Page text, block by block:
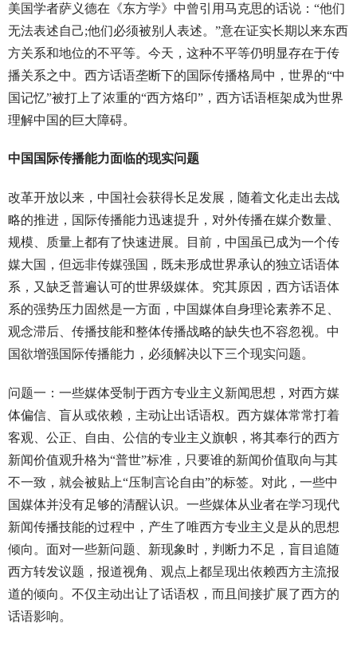
美国学者萨义德在《东方学》中曾引用马克思的话说：“他们
无法表述自己;他们必须被别人表述。”意在证实长期以来东西
方关系和地位的不平等。今天，这种不平等仍明显存在于传
播关系之中。西方话语垄断下的国际传播格局中，世界的“中
国记忆”被打上了浓重的“西方烙印”，西方话语框架成为世界
理解中国的巨大障碍。
中国国际传播能力面临的现实问题
改革开放以来，中国社会获得长足发展，随着文化走出去战
略的推进，国际传播能力迅速提升，对外传播在媒介数量、
规模、质量上都有了快速进展。目前，中国虽已成为一个传
媒大国，但远非传媒强国，既未形成世界承认的独立话语体
系，又缺乏普遍认可的世界级媒体。究其原因，西方话语体
系的强势压力固然是一方面，中国媒体自身理论素养不足、
观念滞后、传播技能和整体传播战略的缺失也不容忽视。中
国欲增强国际传播能力，必须解决以下三个现实问题。
问题一：一些媒体受制于西方专业主义新闻思想，对西方媒
体偏信、盲从或依赖，主动让出话语权。西方媒体常常打着
客观、公正、自由、公信的专业主义旗帜，将其奉行的西方
新闻价值观升格为“普世”标准，只要谁的新闻价值取向与其
不一致，就会被贴上“压制言论自由”的标签。对此，一些中
国媒体并没有足够的清醒认识。一些媒体从业者在学习现代
新闻传播技能的过程中，产生了唯西方专业主义是从的思想
倾向。面对一些新问题、新现象时，判断力不足，盲目追随
西方转发议题，报道视角、观点上都呈现出依赖西方主流报
道的倾向。不仅主动出让了话语权，而且间接扩展了西方的
话语影响。